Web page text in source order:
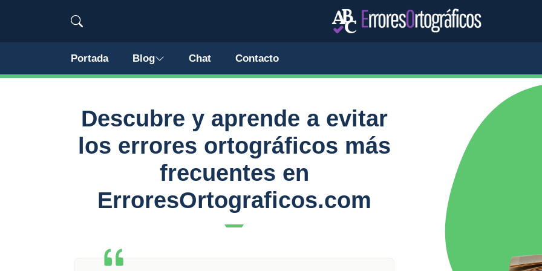
Portada Blog Chat Contacto
Descubre y aprende a evitar
los errores ortográficos más
frecuentes en
ErroresOrtograficos.com